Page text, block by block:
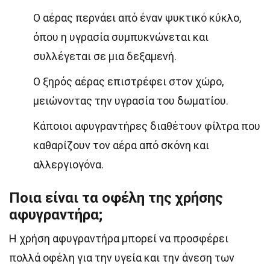
Ο αέρας περνάει από έναν ψυκτικό κύκλο,
όπου η υγρασία συμπυκνώνεται και
συλλέγεται σε μια δεξαμενή.
Ο ξηρός αέρας επιστρέφει στον χώρο,
μειώνοντας την υγρασία του δωματίου.
Κάποιοι αφυγραντήρες διαθέτουν φίλτρα που
καθαρίζουν τον αέρα από σκόνη και
αλλεργιογόνα.
Ποια είναι τα οφέλη της χρήσης
αφυγραντήρα;
Η χρήση αφυγραντήρα μπορεί να προσφέρει
πολλά οφέλη για την υγεία και την άνεση των